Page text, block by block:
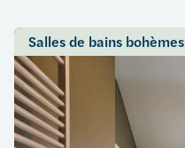
Salles de bains bohèmes